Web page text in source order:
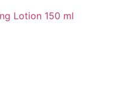
Lotion 150 ml